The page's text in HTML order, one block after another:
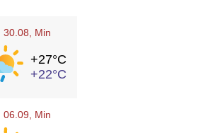
30.08 , Min
+27°C
+22°C
06.09 , Min